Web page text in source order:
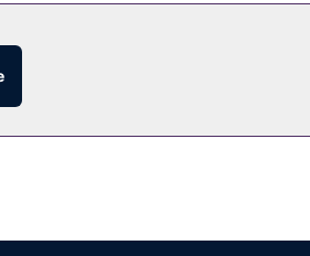
területén kívül.
is igénybe vehető. Az autóval érkező